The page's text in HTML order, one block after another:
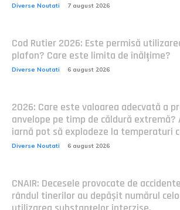
Diverse Noutati 7 august 2026
Cod Rutier 2026: Este permisă
plafon? Care este limita de înălțime?
Diverse Noutati 6 august 2026
2026: Care este valoarea adecvată a
anvelope pe timp de căldură extremă?
iarnă pot să explodeze la temperaturi
Diverse Noutati 6 august 2026
CNAIR: Decesele provocate de
rândul tinerilor au depășit numărul